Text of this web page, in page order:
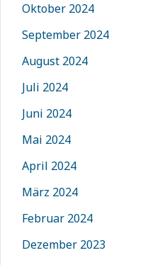
Oktober 2024
September 2024
August 2024
Juli 2024
Juni 2024
Mai 2024
April 2024
März 2024
Februar 2024
Dezember 2023